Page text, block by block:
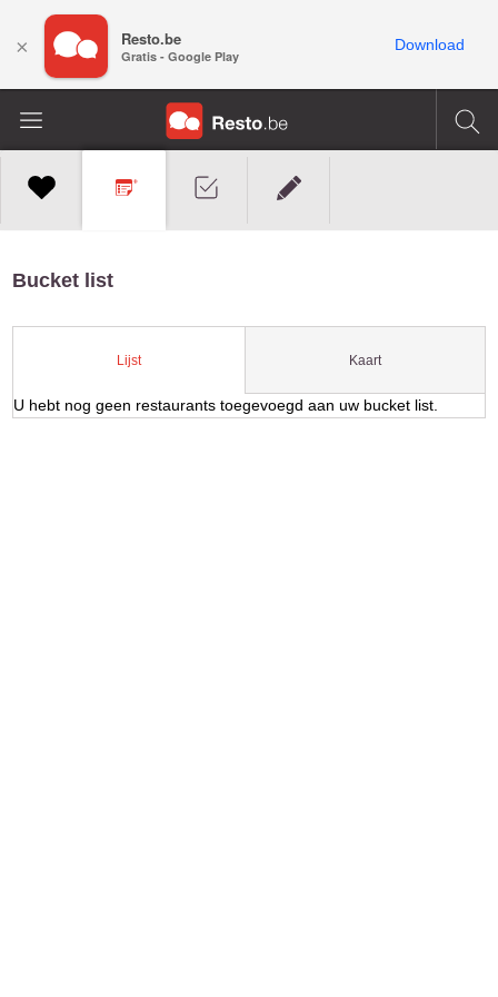
Bucket list
Lijst Kaart
U hebt nog geen restaurants toegevoegd aan uw bucket list.
× Resto.be
Gratis - Google Play
Download